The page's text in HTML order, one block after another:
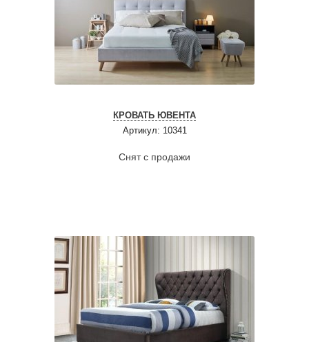
КРОВАТЬ ЮВЕНТА
Артикул: 10341
Снят с продажи